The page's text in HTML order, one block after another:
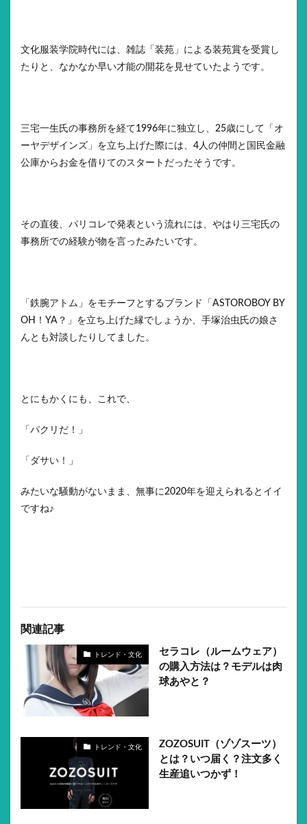
文化服装学院時代には、雑誌「装苑」による装苑賞を受賞し
たりと、なかなか早い才能の開花を見せていたようです。
三宅一生氏の事務所を経て1996年に独立し、25歳にして「オ
ーヤデザインズ」を立ち上げた際には、4人の仲間と国民金融
公庫からお金を借りてのスタートだったそうです。
その直後、パリコレで発表という流れには、やはり三宅氏の
事務所での経験が物を言ったみたいです。
「鉄腕アトム」をモチーフとするブランド「ASTOROBOY BY
OH！YA？」を立ち上げた縁でしょうか、手塚治虫氏の娘さ
んとも対談したりしてました。
とにもかくにも、これで、
「パクリだ！」
「ダサい！」
みたいな騒動がないまま、無事に2020年を迎えられるとイイ
ですね♪
関連記事
トレンド・文化
セラコレ（ルームウェア）
の購入方法は？モデルは肉
球あやと？
トレンド・文化
ZOZOSUIT（ゾゾスーツ）
とは？いつ届く？注文多く
生産追いつかず！